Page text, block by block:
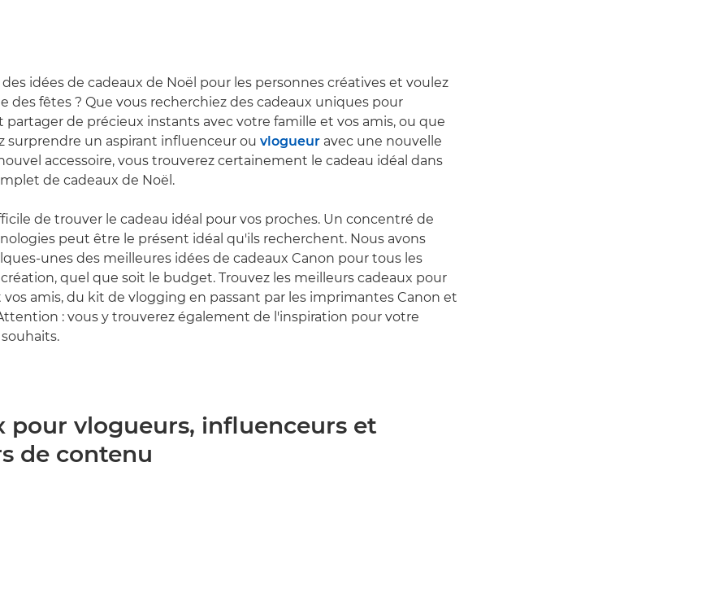
idées de cadeaux de Noël pour les personnes créatives et voulez
des fêtes ? Que vous recherchiez des cadeaux uniques pour
partager de précieux instants avec votre famille et vos amis, ou que
surprendre un aspirant influenceur ou vlogueur avec une nouvelle
accessoire, vous trouverez certainement le cadeau idéal dans
de cadeaux de Noël.
de trouver le cadeau idéal pour vos proches. Un concentré de
peut être le présent idéal qu'ils recherchent. Nous avons
unes des meilleures idées de cadeaux Canon pour tous les
quel que soit le budget. Trouvez les meilleurs cadeaux pour
amis, du kit de vlogging en passant par les imprimantes Canon et
: vous y trouverez également de l'inspiration pour votre
pour vlogueurs, influenceurs et
de contenu